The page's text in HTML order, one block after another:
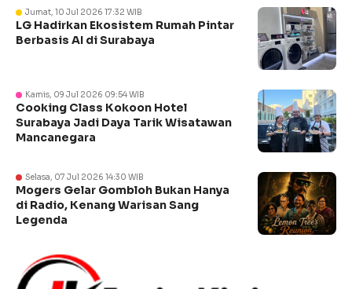
Jumat, 10 Jul 2026 17:32 WIB
LG Hadirkan Ekosistem Rumah Pintar
Berbasis AI di Surabaya
Kamis, 09 Jul 2026 09:54 WIB
Cooking Class Kokoon Hotel
Surabaya Jadi Daya Tarik Wisatawan
Mancanegara
Selasa, 07 Jul 2026 14:30 WIB
Mogers Gelar Gombloh Bukan Hanya
di Radio, Kenang Warisan Sang
Legenda